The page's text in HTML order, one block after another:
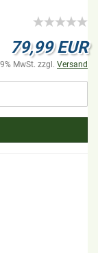
79,99 EUR
MwSt. zzgl. Versand